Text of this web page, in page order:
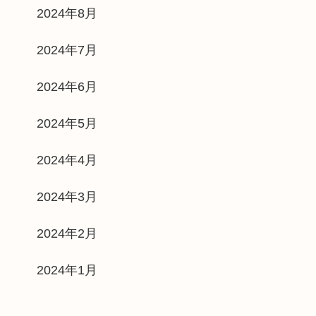
2024年8月
2024年7月
2024年6月
2024年5月
2024年4月
2024年3月
2024年2月
2024年1月